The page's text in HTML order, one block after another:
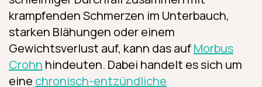
krampfenden Schmerzen im Unterbauch,
starken Blähungen oder einem
Gewichtsverlust auf, kann das aufMorbus
Crohn hindeuten. Dabei handelt es sich um
eine chronisch-entzündliche